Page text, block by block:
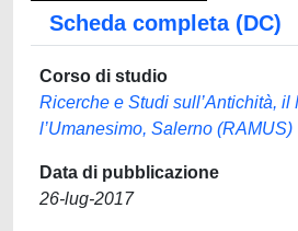
Scheda completa (DC)
Corso di studio
Ricerche e Studi sull’Antichità, il
l’Umanesimo, Salerno (RAMUS)
Data di pubblicazione
26-lug-2017